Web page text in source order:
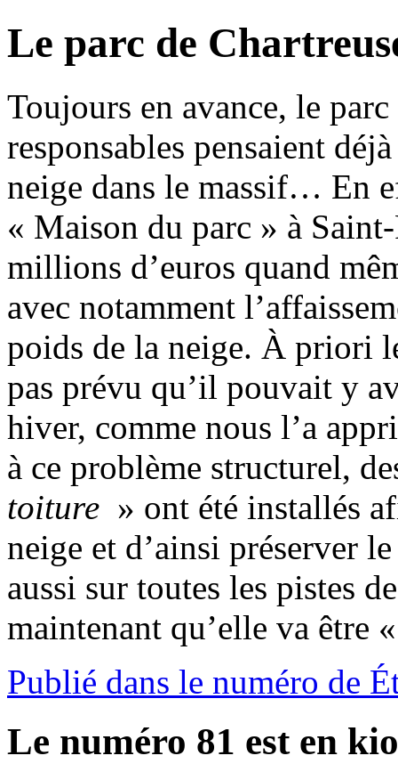
Le parc de
Toujours en avance, le
responsables pensaient
neige dans le massif… En
« Maison du parc » à
millions d’euros quand
avec notamment
poids de la neige. À priori
pas prévu qu’il pouvait y
hiver, comme nous l’a
à ce problème structurel,
toiture » ont été installés
neige et d’ainsi préserver
aussi sur toutes les pistes
maintenant qu’elle va être
Publié dans le numéro de
Le numéro 81 est en